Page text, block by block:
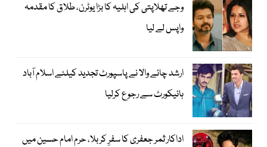
وجے تھلاپتی کی اہلیہ کا بڑا یوٹرن، طلاق کا مقدمہ
واپس لے لیا
ارشد چائے والا نے پاسپورٹ تجدید کیلئے اسلام آباد
ہائیکورٹ سے رجوع کرلیا
اداکار ثمر جعفری کا سفرِ کربلا، حرم امام حسین میں